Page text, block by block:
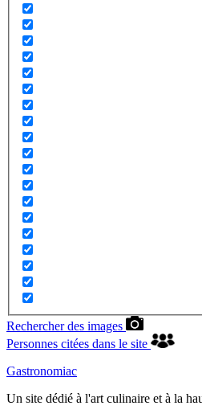
Rechercher des images
Personnes citées dans le site
Gastronomiac
Un site dédié à l'art culinaire et à la